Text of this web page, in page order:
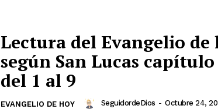
Lectura del Evangelio de
según San Lucas capítulo
del 1 al 9
EVANGELIO DE HOY SeguidordeDios - Octubre 24,